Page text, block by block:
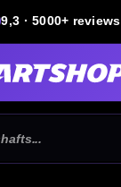
9,3 · 5000+ reviews